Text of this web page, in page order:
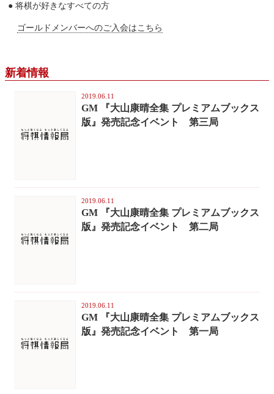
● 将棋が好きなすべての方
ゴールドメンバーへのご入会はこちら
新着情報
2019.06.11
GM 『大山康晴全集 プレミアムブックス
版』発売記念イベント 第三局
2019.06.11
GM 『大山康晴全集 プレミアムブックス
版』発売記念イベント 第二局
2019.06.11
GM 『大山康晴全集 プレミアムブックス
版』発売記念イベント 第一局